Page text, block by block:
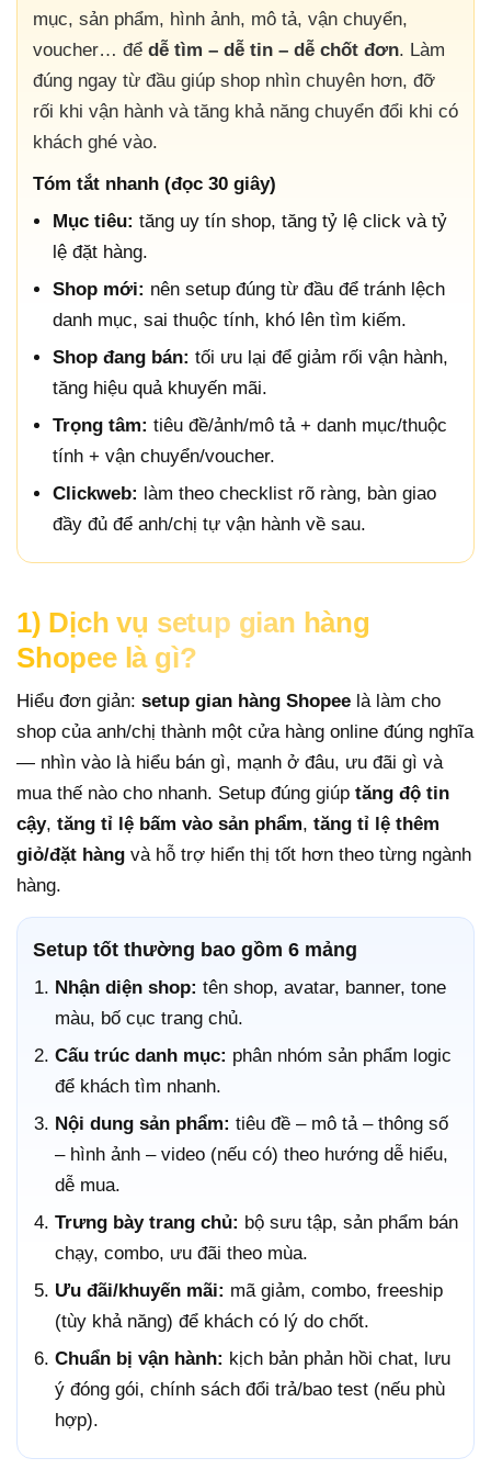
mục, sản phẩm, hình ảnh, mô tả, vận chuyển,
voucher… để dễ tìm – dễ tin – dễ chốt đơn. Làm
đúng ngay từ đầu giúp shop nhìn chuyên hơn, đỡ
rối khi vận hành và tăng khả năng chuyển đổi khi có
khách ghé vào.
Tóm tắt nhanh (đọc 30 giây)
Mục tiêu: tăng uy tín shop, tăng tỷ lệ click và tỷ
lệ đặt hàng.
Shop mới: nên setup đúng từ đầu để tránh lệch
danh mục, sai thuộc tính, khó lên tìm kiếm.
Shop đang bán: tối ưu lại để giảm rối vận hành,
tăng hiệu quả khuyến mãi.
Trọng tâm: tiêu đề/ảnh/mô tả + danh mục/thuộc
tính + vận chuyển/voucher.
Clickweb: làm theo checklist rõ ràng, bàn giao
đầy đủ để anh/chị tự vận hành về sau.
1) Dịch vụ setup gian hàng
Shopee là gì?
Hiểu đơn giản: setup gian hàng Shopee là làm cho
shop của anh/chị thành một cửa hàng online đúng nghĩa
— nhìn vào là hiểu bán gì, mạnh ở đâu, ưu đãi gì và
mua thế nào cho nhanh. Setup đúng giúp tăng độ tin
cậy, tăng tỉ lệ bấm vào sản phẩm, tăng tỉ lệ thêm
giỏ/đặt hàng và hỗ trợ hiển thị tốt hơn theo từng ngành
hàng.
Setup tốt thường bao gồm 6 mảng
Nhận diện shop: tên shop, avatar, banner, tone
màu, bố cục trang chủ.
Cấu trúc danh mục: phân nhóm sản phẩm logic
để khách tìm nhanh.
Nội dung sản phẩm: tiêu đề – mô tả – thông số
– hình ảnh – video (nếu có) theo hướng dễ hiểu,
dễ mua.
Trưng bày trang chủ: bộ sưu tập, sản phẩm bán
chạy, combo, ưu đãi theo mùa.
Ưu đãi/khuyến mãi: mã giảm, combo, freeship
(tùy khả năng) để khách có lý do chốt.
Chuẩn bị vận hành: kịch bản phản hồi chat, lưu
ý đóng gói, chính sách đổi trả/bao test (nếu phù
hợp).